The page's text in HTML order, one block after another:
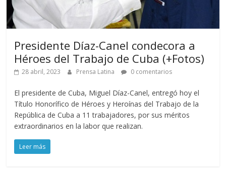
Presidente Díaz-Canel condecora a
Héroes del Trabajo de Cuba (+Fotos)
28 abril, 2023 Prensa Latina 0 comentarios
El presidente de Cuba, Miguel Díaz-Canel, entregó hoy el
Título Honorífico de Héroes y Heroínas del Trabajo de la
República de Cuba a 11 trabajadores, por sus méritos
extraordinarios en la labor que realizan.
Leer más